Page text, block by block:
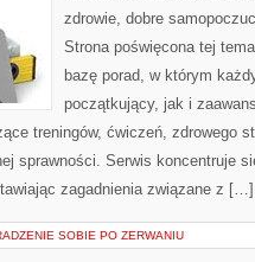
zdrowie, dobre
Strona poświęcona tej
bazę porad, w którym
początkujący, jak i
treningów, ćwiczeń, zdrowego
sprawności. Serwis koncentruje
zagadnienia związane z […]
SOBIE PO ZERWANIU